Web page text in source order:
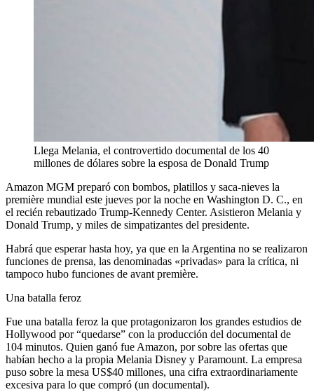
Llega Melania, el controvertido documental de los 40
millones de dólares sobre la esposa de Donald Trump
Amazon MGM preparó con bombos, platillos y saca-nieves la
première mundial este jueves por la noche en Washington D. C., en
el recién rebautizado Trump-Kennedy Center. Asistieron Melania y
Donald Trump, y miles de simpatizantes del presidente.
Habrá que esperar hasta hoy, ya que en la Argentina no se realizaron
funciones de prensa, las denominadas «privadas» para la crítica, ni
tampoco hubo funciones de avant première.
Una batalla feroz
Fue una batalla feroz la que protagonizaron los grandes estudios de
Hollywood por “quedarse” con la producción del documental de
104 minutos. Quien ganó fue Amazon, por sobre las ofertas que
habían hecho a la propia Melania Disney y Paramount. La empresa
puso sobre la mesa US$40 millones, una cifra extraordinariamente
excesiva para lo que compró (un documental).